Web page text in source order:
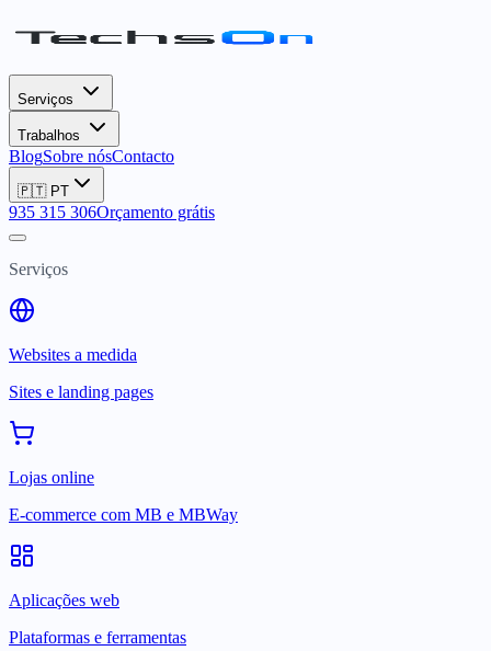
Serviços
Trabalhos
BlogSobre nósContacto
🇵🇹 PT
935 315 306Orçamento grátis
Serviços
Websites a medida
Sites e landing pages
Lojas online
E-commerce com MB e MBWay
Aplicações web
Plataformas e ferramentas